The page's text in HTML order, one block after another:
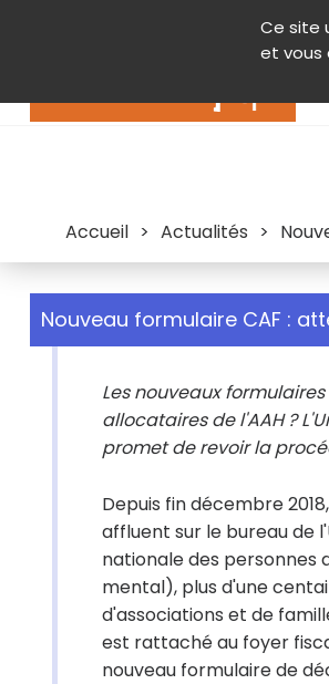
Ce site
et vous
Contenu Aide
Accueil > Actualités >
Nouveau formulaire CAF :
Les nouveaux
allocataires de l'AAH ?
promet de revoir la
Depuis fin décembre
affluent sur le bureau de
nationale des personnes
mental), plus d'une
d'associations et de
est rattaché au foyer
nouveau formulaire de